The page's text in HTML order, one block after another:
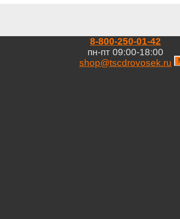
8-800-250-01-42
пн-пт 09:00-18:00
shop@tscdrovosek.ru